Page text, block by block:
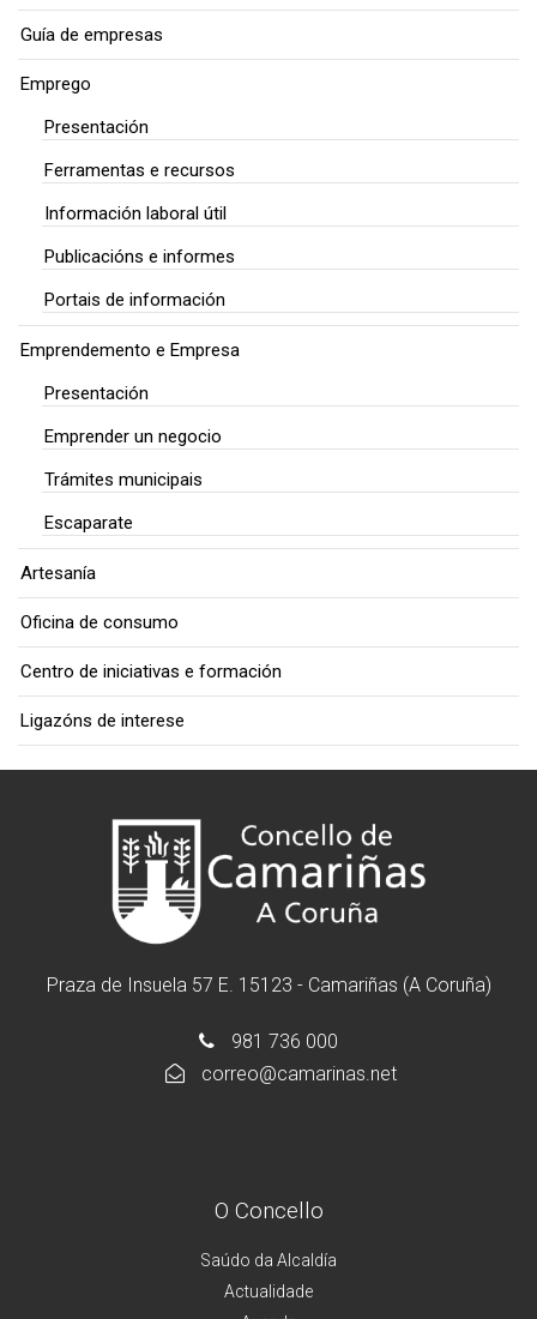
Guía de empresas
Emprego
Presentación
Ferramentas e recursos
Información laboral útil
Publicacións e informes
Portais de información
Emprendemento e Empresa
Presentación
Emprender un negocio
Trámites municipais
Escaparate
Artesanía
Oficina de consumo
Centro de iniciativas e formación
Ligazóns de interese
Praza de Insuela 57 E. 15123 - Camariñas (A Coruña)
981 736 000
correo@camarinas.net
O Concello
Saúdo da Alcaldía
Actualidade